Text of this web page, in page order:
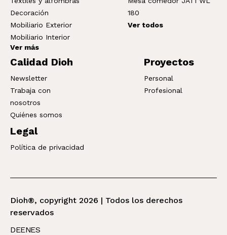
Decoración
Mobiliario Exterior
Mobiliario Interior
Ver más
180
Ver todos
Calidad Dioh
Newsletter
Trabaja con
nosotros
Quiénes somos
Proyectos
Personal
Profesional
Legal
Política de privacidad
Dioh®, copyright 2026 | Todos los derechos
reservados
DEENES